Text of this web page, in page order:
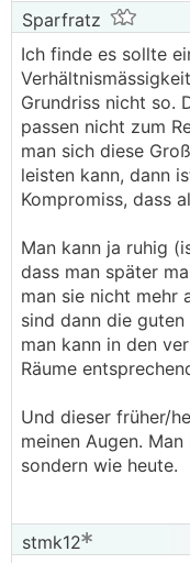
Sparfratz
Ich finde es sollte
Grundriss nicht so.
passen nicht zum
man sich diese
leisten kann, dann
Kompromiss, dass
Man kann ja ruhig
dass man später
man sie nicht mehr
sind dann die
man kann in den
Räume
Und dieser früher/
meinen Augen.
sondern wie heute.
stmk12